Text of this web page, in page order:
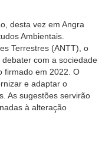
desta vez em Angra
Ambientais.
Terrestres (ANTT), o
com a sociedade
firmado em 2022. O
e adaptar o
As sugestões servirão
à alteração